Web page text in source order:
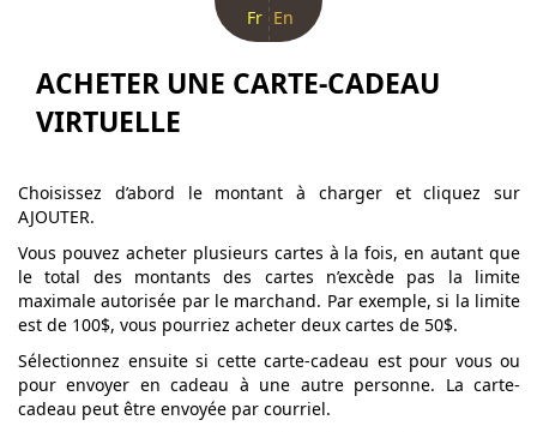
Fr En
ACHETER UNE CARTE-CADEAU
VIRTUELLE
Choisissez d’abord le montant à charger et cliquez sur
AJOUTER.
Vous pouvez acheter plusieurs cartes à la fois, en autant que
le total des montants des cartes n’excède pas la limite
maximale autorisée par le marchand. Par exemple, si la limite
est de 100$, vous pourriez acheter deux cartes de 50$.
Sélectionnez ensuite si cette carte-cadeau est pour vous ou
pour envoyer en cadeau à une autre personne. La carte-
cadeau peut être envoyée par courriel.